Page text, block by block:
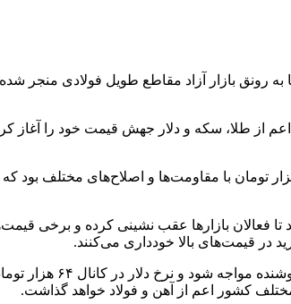
رونق بازار آزاد مقاطع طویل فولادی منجر
از طلا، سکه و دلار جهش قیمت خود را آغاز
۶۴ هزار تومان رسید و این موضوع باعث شد تا فعالان بازارها
در قیمت‌های بالا خودداری می‌کنند.
با مقاومت